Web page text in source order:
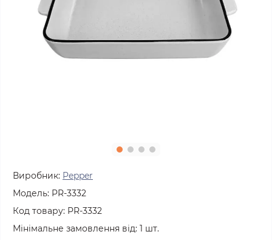
Виробник: Pepper
Модель: PR-3332
Код товару: PR-3332
Мінімальне замовлення від: 1 шт.